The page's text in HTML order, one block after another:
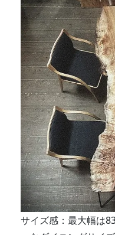
サイズ感：最大幅は